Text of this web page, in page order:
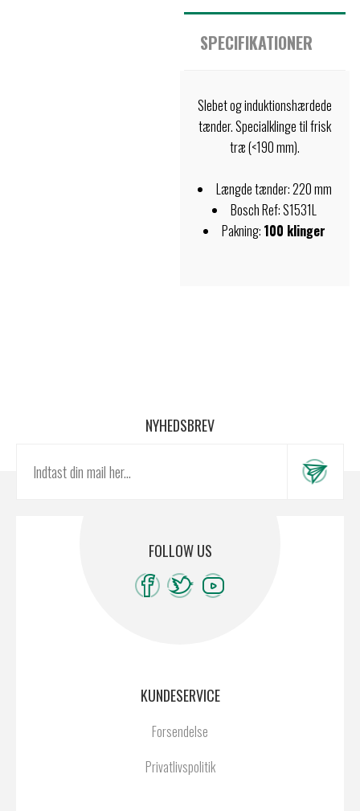
SPECIFIKATIONER
Slebet og induktionshærdede
tænder. Specialklinge til frisk
træ (<190 mm).
Længde tænder: 220 mm
Bosch Ref: S1531L
Pakning: 100 klinger
NYHEDSBREV
FOLLOW US
KUNDESERVICE
Forsendelse
Privatlivspolitik